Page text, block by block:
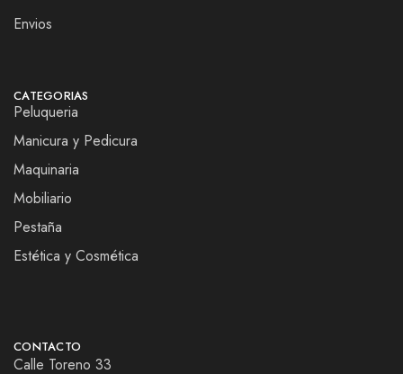
Envios
CATEGORIAS
Peluqueria
Manicura y Pedicura
Maquinaria
Mobiliario
Pestaña
Estética y Cosmética
CONTACTO
Calle Toreno 33